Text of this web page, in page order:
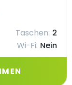
Taschen: 2
Wi-Fi: Nein